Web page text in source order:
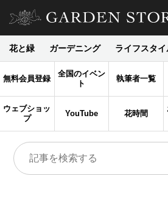
花と緑 ガーデニング ライフスタイ
無料会員登録
全国のイベン
ト
執筆者一覧
ウェブショッ
プ
YouTube 花時間